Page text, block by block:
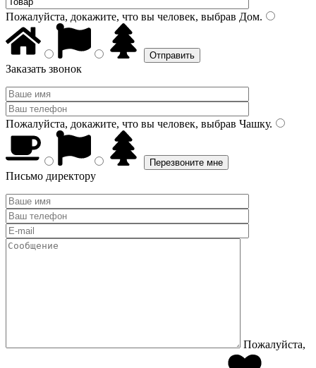
Пожалуйста, докажите, что вы человек, выбрав Дом.
Заказать звонок
Пожалуйста, докажите, что вы человек, выбрав Чашку.
Письмо директору
Пожалуйста,